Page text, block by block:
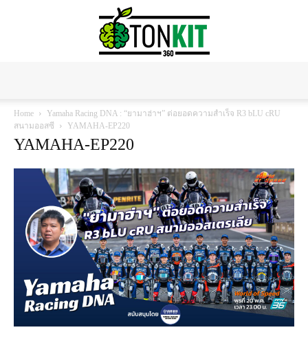
Home
Yamaha Racing DNA : “ยามาฮ่าฯ” ต่อยอดความสำเร็จ R3 bLU cRU
สนามออสซี
YAMAHA-EP220
YAMAHA-EP220